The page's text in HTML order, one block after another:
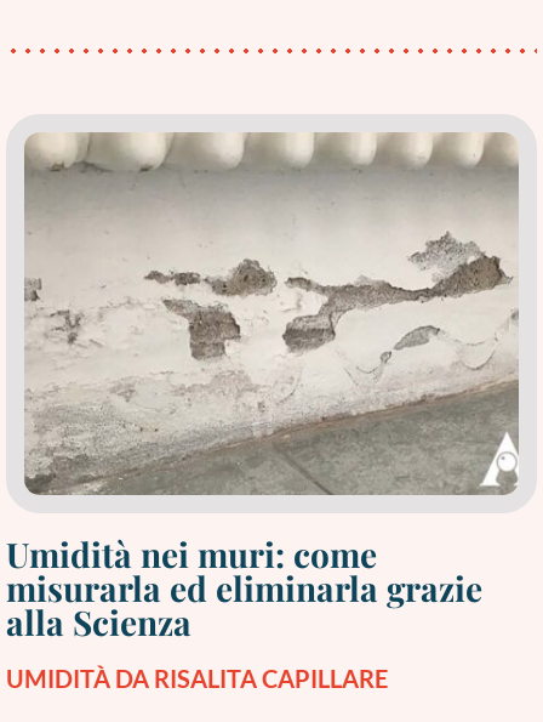
distinguere
una
perdita
un’infiltrazione
Umidità nei muri: come
misurarla ed eliminarla grazie
alla Scienza
UMIDITÀ DA RISALITA CAPILLARE